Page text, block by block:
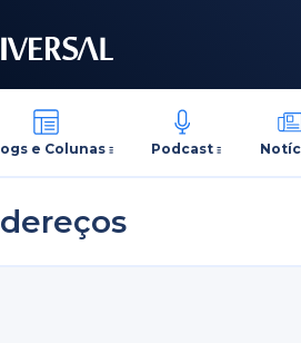
e Colunas Podcast